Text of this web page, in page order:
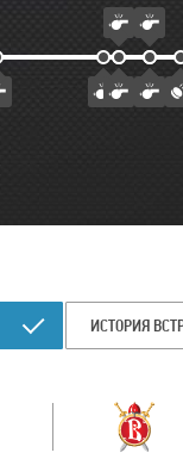
ИСТОРИЯ